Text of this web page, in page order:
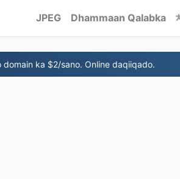
JPEG Dhammaan Qalabka
ka $2/sano. Online daqiiqado.